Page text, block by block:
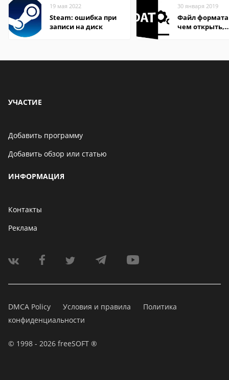
19 мая 2022
Steam: ошибка при
записи на диск
30 января 2019
Файл формата
чем открыть,
УЧАСТИЕ
Добавить программу
Добавить обзор или статью
ИНФОРМАЦИЯ
Контакты
Реклама
DMCA Policy Условия и правила
Политика
конфиденциальности
© 1998 - 2026 freeSOFT ®